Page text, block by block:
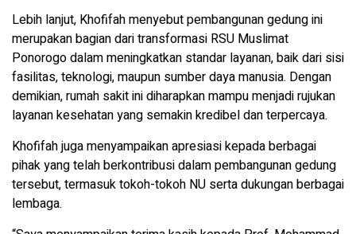
Lebih lanjut, Khofifah menyebut pembangunan gedung ini
merupakan bagian dari transformasi RSU Muslimat
Ponorogo dalam meningkatkan standar layanan, baik dari sisi
fasilitas, teknologi, maupun sumber daya manusia. Dengan
demikian, rumah sakit ini diharapkan mampu menjadi rujukan
layanan kesehatan yang semakin kredibel dan terpercaya.
Khofifah juga menyampaikan apresiasi kepada berbagai
pihak yang telah berkontribusi dalam pembangunan gedung
tersebut, termasuk tokoh-tokoh NU serta dukungan berbagai
lembaga.